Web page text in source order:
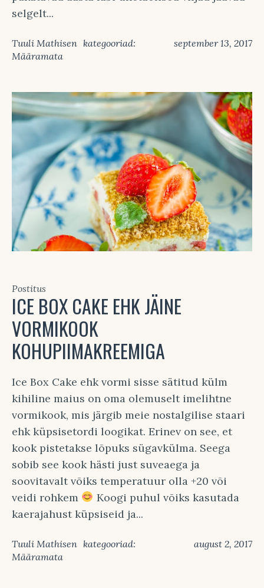
selgelt...
september 13, 2017
Tuuli Mathisen kategooriad:
Määramata
Postitus
ICE BOX CAKE EHK JÄINE
VORMIKOOK
KOHUPIIMAKREEMIGA
Ice Box Cake ehk vormi sisse sätitud külm
kihiline maius on oma olemuselt imelihtne
vormikook, mis järgib meie nostalgilise staari
ehk küpsisetordi loogikat. Erinev on see, et
kook pistetakse lõpuks sügavkülma. Seega
sobib see kook hästi just suveaega ja
soovitavalt võiks temperatuur olla +20 või
veidi rohkem
Koogi puhul võiks kasutada
kaerajahust küpsiseid ja...
august 2, 2017
Tuuli Mathisen kategooriad:
Määramata